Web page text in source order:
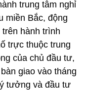
trung tâm nghỉ
miền Bắc, động
hành trình
trực thuộc trung
của chủ đầu tư,
giao vào tháng
tưởng và đầu tư